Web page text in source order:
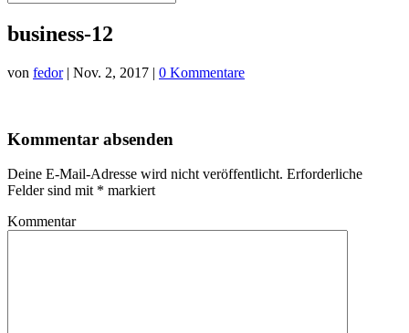
business-12
von fedor| Nov. 2, 2017 | 0 Kommentare
Kommentar absenden
Deine E-Mail-Adresse wird nicht veröffentlicht. Erforderliche
Felder sind mit * markiert
Kommentar